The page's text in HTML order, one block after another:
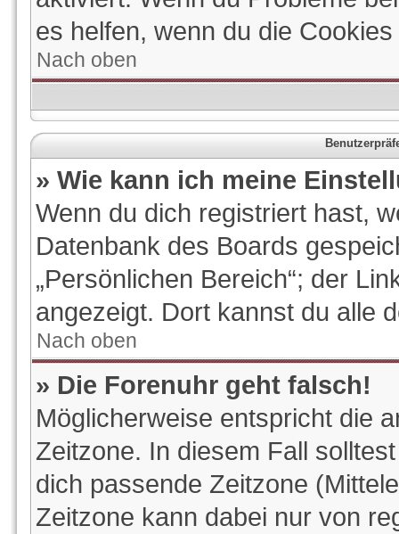
es helfen, wenn du die
Nach oben
» Wie kann ich meine
Wenn du dich registriert hast,
Datenbank des Boards
„Persönlichen Bereich“; der
angezeigt. Dort kannst du alle
Nach oben
» Die Forenuhr geht falsch!
Möglicherweise entspricht die
Zeitzone. In diesem Fall
dich passende Zeitzone
Zeitzone kann dabei nur von